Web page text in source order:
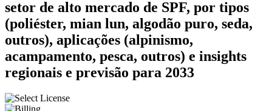
setor de alto mercado de SPF, por tipos
(poliéster, mian lun, algodão puro, seda,
outros), aplicações (alpinismo,
acampamento, pesca, outros) e insights
regionais e previsão para 2033